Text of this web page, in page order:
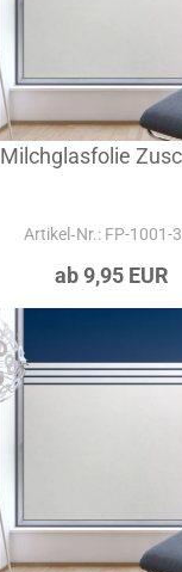
Milchglasfolie
Artikel‑Nr.: FP-1001-
ab 9,95 EUR